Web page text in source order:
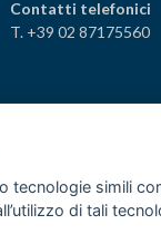
Contatti telefonici
T. +39 02 87175560
tecnologie simili
di tali